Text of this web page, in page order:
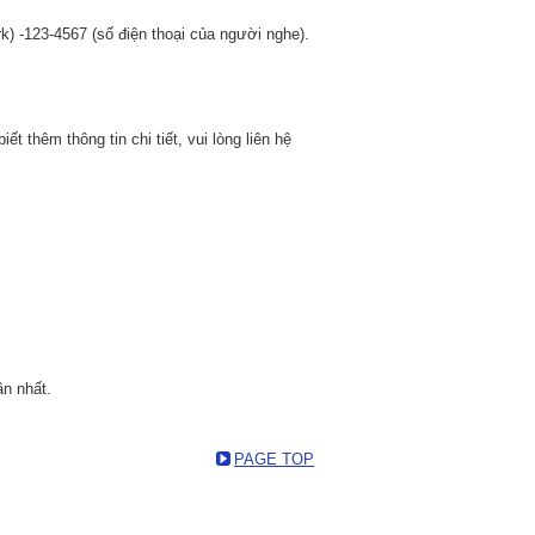
-123-4567 (số điện thoại của người nghe).
thêm thông tin chi tiết, vui lòng liên hệ
nhất.
PAGE TOP